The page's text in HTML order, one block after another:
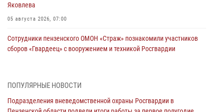
Яковлева
05 августа 2026, 07:00
Сотрудники пензенского ОМОН «Страж» познакомили участников
сборов «Гвардеец» с вооружением и техникой Росгвардии
В Пензе сотрудники Росгвардии оказали помощь
05 августа 2026, 04:00
ПОПУЛЯРНЫЕ НОВОСТИ
Подразделения вневедомственной охраны Росгвардии в